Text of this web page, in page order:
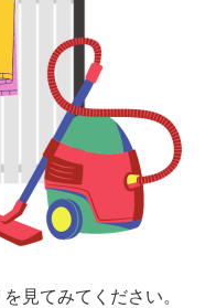
見てみてください。